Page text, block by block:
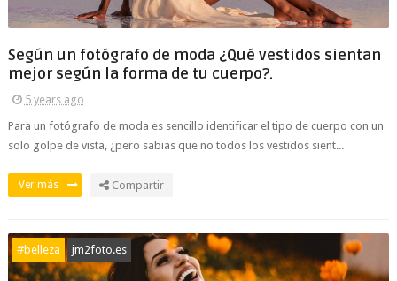
Según un fotógrafo de moda ¿Qué vestidos sientan
mejor según la forma de tu cuerpo?.
5 years ago
Para un fotógrafo de moda es sencillo identificar el tipo de cuerpo con un
solo golpe de vista, ¿pero sabias que no todos los vestidos sient...
Ver más Compartir
#belleza jm2foto.es